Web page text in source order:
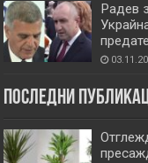
Радев
Последни